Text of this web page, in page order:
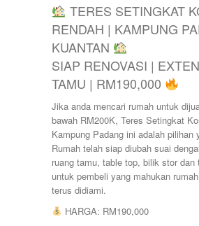
TERES SETINGKAT
RENDAH | KAMPUNG
KUANTAN
SIAP RENOVASI |
TAMU | RM190,000
Jika anda mencari rumah untuk
bawah RM200K, Teres Setingkat
Kampung Padang ini adalah pilihan
Rumah telah siap diubah suai
ruang tamu, table top, bilik stor dan
untuk pembeli yang mahukan
terus didiami.
HARGA: RM190,000